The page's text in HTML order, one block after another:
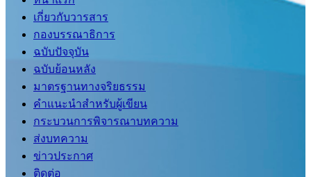
เกี่ยวกับวารสาร
กองบรรณาธิการ
ฉบับปัจจุบัน
ฉบับย้อนหลัง
มาตรฐานทางจริยธรรม
คำแนะนำสำหรับผู้เขียน
กระบวนการพิจารณาบทความ
ส่งบทความ
ข่าวประกาศ
ติดต่อ